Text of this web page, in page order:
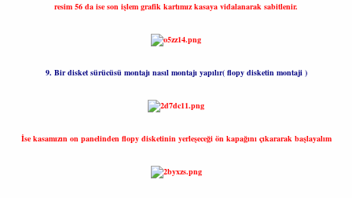
resim 56 da ise son işlem grafik kartımız kasaya vidalanarak sabitlenir.
9. Bir disket sürücüsü montajı nasıl montajı yapılır( flopy disketin montaji )
İse kasamızın on panelinden flopy disketinin yerleşeceği ön kapağını çıkararak başlayalım